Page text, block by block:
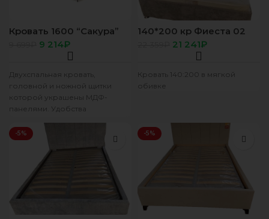
Кровать 1600 “Сакура”
LIGHT венге/лоредо (без
подложки)
9 214₽
Двухспальная кровать,
головной и ножной щитки
которой украшены МДФ-
панелями. Удобства
для белья. Основанием
кровати служат проложки из
140*200 кр Фиеста 02
Панда серо кор
21 241₽
Кровать 140:200 в мягкой
обивке
-5% -5%